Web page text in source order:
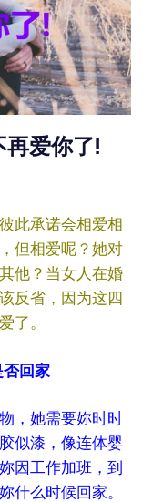
爱你了!
此承诺会相爱相
但相爱呢？她对
他？当女人在婚
反省，因为这四
了。
回家
，她需要妳时时
似漆，像连体婴
因工作加班，到
什么时候回家。